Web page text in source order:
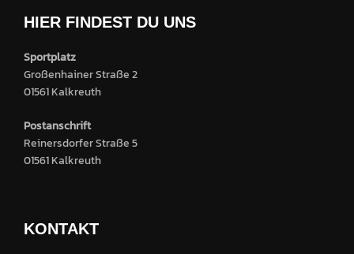
HIER FINDEST DU UNS
Sportplatz
Großenhainer Straße 2
01561 Kalkreuth
Postanschrift
Reinersdorfer Straße 5
01561 Kalkreuth
KONTAKT